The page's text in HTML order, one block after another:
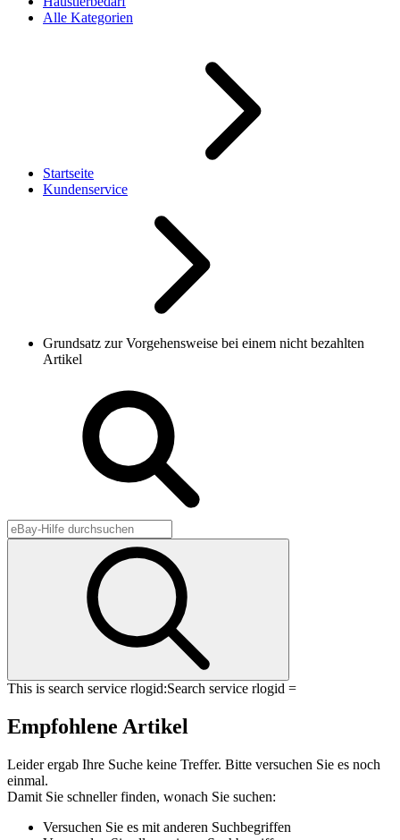
Alle Kategorien
Startseite
Kundenservice
Grundsatz zur Vorgehensweise bei einem nicht bezahlten
Artikel
This is search service rlogid:Search service rlogid =
Empfohlene Artikel
Leider ergab Ihre Suche keine Treffer. Bitte versuchen Sie es noch
einmal.
Damit Sie schneller finden, wonach Sie suchen:
Versuchen Sie es mit anderen Suchbegriffen